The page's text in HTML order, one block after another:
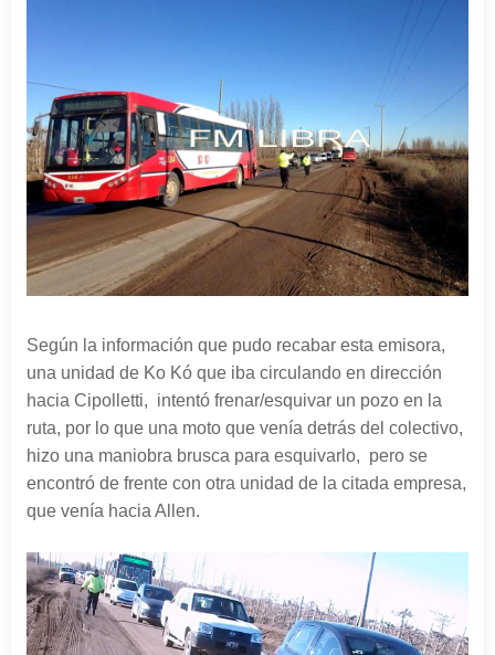
Según la información que pudo recabar esta emisora,
una unidad de Ko Kó que iba circulando en dirección
hacia Cipolletti, intentó frenar/esquivar un pozo en la
ruta, por lo que una moto que venía detrás del colectivo,
hizo una maniobra brusca para esquivarlo, pero se
encontró de frente con otra unidad de la citada empresa,
que venía hacia Allen.